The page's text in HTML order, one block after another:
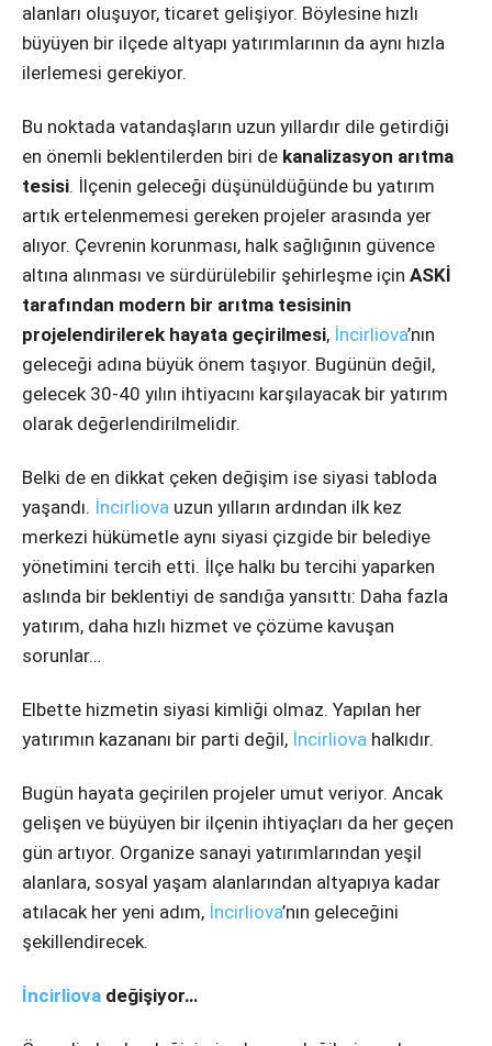
alanları oluşuyor, ticaret gelişiyor. Böylesine hızlı
büyüyen bir ilçede altyapı yatırımlarının da aynı hızla
ilerlemesi gerekiyor.
Bu noktada vatandaşların uzun yıllardır dile getirdiği
en önemli beklentilerden biri de kanalizasyon arıtma
tesisi. İlçenin geleceği düşünüldüğünde bu yatırım
artık ertelenmemesi gereken projeler arasında yer
alıyor. Çevrenin korunması, halk sağlığının güvence
altına alınması ve sürdürülebilir şehirleşme için ASKİ
tarafından modern bir arıtma tesisinin
projelendirilerek hayata geçirilmesi, İncirliova’nın
geleceği adına büyük önem taşıyor. Bugünün değil,
gelecek 30-40 yılın ihtiyacını karşılayacak bir yatırım
olarak değerlendirilmelidir.
Belki de en dikkat çeken değişim ise siyasi tabloda
yaşandı. İncirliova uzun yılların ardından ilk kez
merkezi hükümetle aynı siyasi çizgide bir belediye
yönetimini tercih etti. İlçe halkı bu tercihi yaparken
aslında bir beklentiyi de sandığa yansıttı: Daha fazla
yatırım, daha hızlı hizmet ve çözüme kavuşan
sorunlar…
Elbette hizmetin siyasi kimliği olmaz. Yapılan her
yatırımın kazananı bir parti değil, İncirliova halkıdır.
Bugün hayata geçirilen projeler umut veriyor. Ancak
gelişen ve büyüyen bir ilçenin ihtiyaçları da her geçen
gün artıyor. Organize sanayi yatırımlarından yeşil
alanlara, sosyal yaşam alanlarından altyapıya kadar
atılacak her yeni adım, İncirliova’nın geleceğini
şekillendirecek.
İncirliova değişiyor…